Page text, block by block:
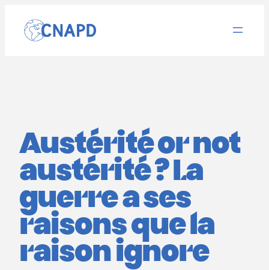
contenu
Austérité or not
austérité ? La
guerre a ses
raisons que la
raison ignore